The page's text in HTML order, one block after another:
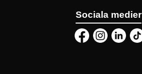
Sociala medier